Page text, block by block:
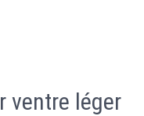
ventre léger